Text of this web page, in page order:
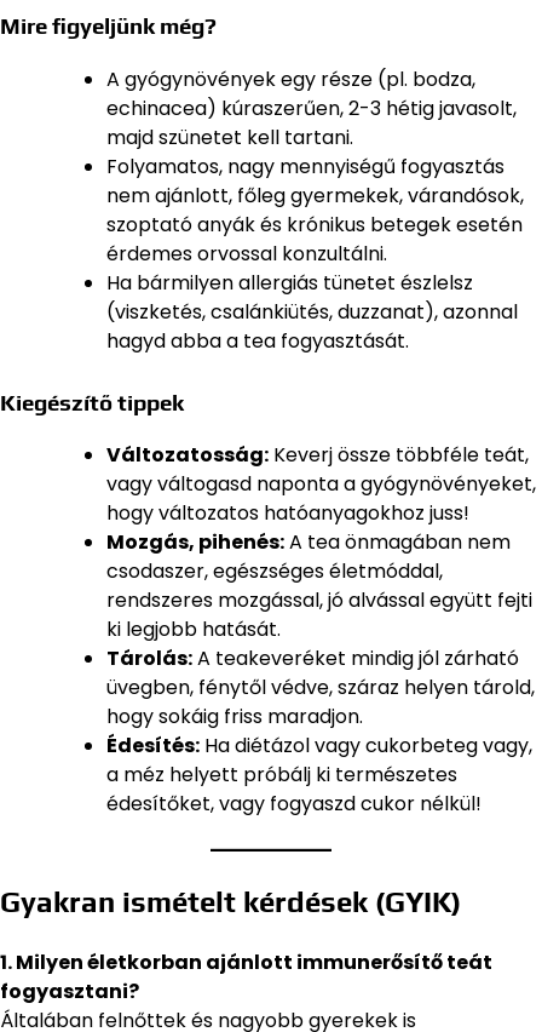
Mire figyeljünk még?
A gyógynövények egy része (pl. bodza,
echinacea) kúraszerűen, 2-3 hétig javasolt,
majd szünetet kell tartani.
Folyamatos, nagy mennyiségű fogyasztás
nem ajánlott, főleg gyermekek, várandósok,
szoptató anyák és krónikus betegek esetén
érdemes orvossal konzultálni.
Ha bármilyen allergiás tünetet észlelsz
(viszketés, csalánkiütés, duzzanat), azonnal
hagyd abba a tea fogyasztását.
Kiegészítő tippek
Változatosság: Keverj össze többféle teát,
vagy váltogasd naponta a gyógynövényeket,
hogy változatos hatóanyagokhoz juss!
Mozgás, pihenés:A tea önmagában nem
csodaszer, egészséges életmóddal,
rendszeres mozgással, jó alvással együtt fejti
ki legjobb hatását.
Tárolás:A teakeveréket mindig jól zárható
üvegben, fénytől védve, száraz helyen tárold,
hogy sokáig friss maradjon.
Édesítés: Ha diétázol vagy cukorbeteg vagy,
a méz helyett próbálj ki természetes
édesítőket, vagy fogyaszd cukor nélkül!
Gyakran ismételt kérdések (GYIK)
1. Milyen életkorban ajánlott immunerősítő teát
fogyasztani?
Általában felnőttek és nagyobb gyerekek is